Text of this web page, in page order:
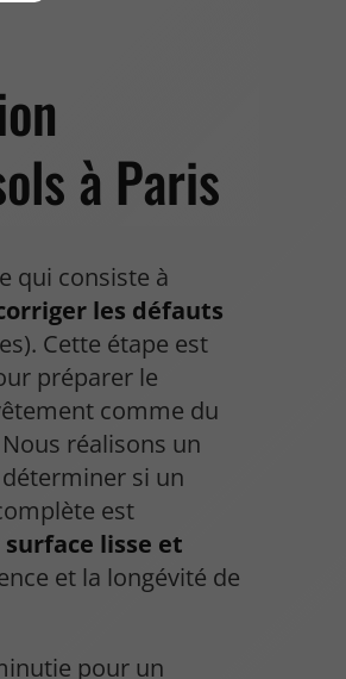
à Paris
qui consiste à
les défauts
Cette étape est
préparer le
comme du
réalisons un
si un
est
lisse et
et la longévité de
pour un